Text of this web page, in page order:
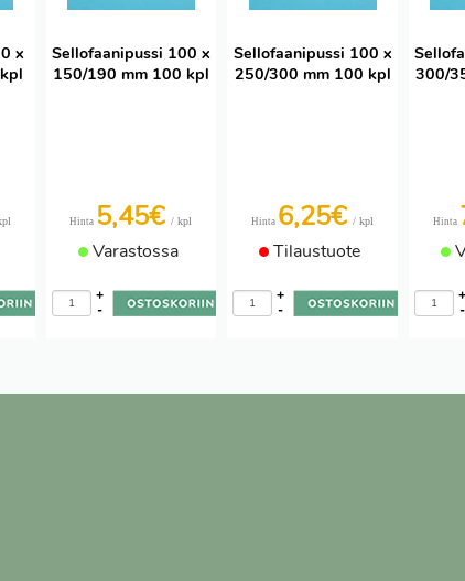
x
Sellofaanipussi 100 x
150/190 mm 100 kpl
Hinta 5,45€/ kpl
Varastossa
-
+
Sellofaanipussi 100 x
250/300 mm 100 kpl
Hinta 6,25€/ kpl
Tilaustuote
-
+
300/
Hinta
-
+